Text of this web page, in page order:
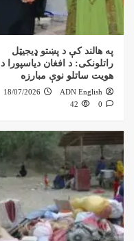
په هالند کې د پښتو ډیجیټل
راتلونکی: د افغان دیاسپورا د
هویت ساتلو نوې مبارزه
ADN English
18/07/2026
0
42